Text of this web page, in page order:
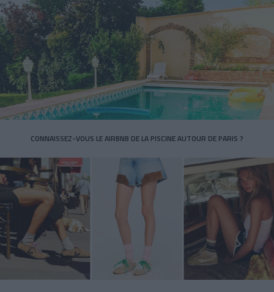
CONNAISSEZ-VOUS LE AIRBNB DE LA PISCINE AUTOUR DE PARIS ?